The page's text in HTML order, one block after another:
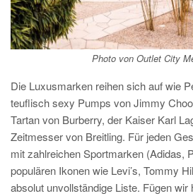
Photo von Outlet City
Die Luxusmarken reihen sich auf wie
teuflisch sexy Pumps von Jimmy
Tartan von Burberry, der Kaiser Karl
Zeitmesser von Breitling. Für jeden
mit zahlreichen Sportmarken (Adidas,
populären Ikonen wie Levi’s, Tommy
absolut unvollständige Liste. Fügen wir